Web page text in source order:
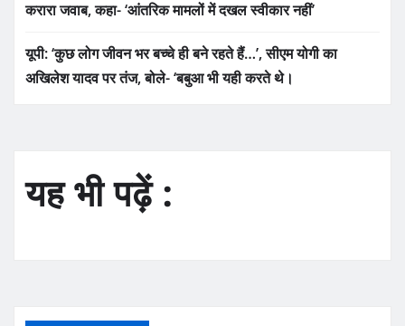
करारा जवाब, कहा- ‘आंतरिक मामलों में दखल स्वीकार नहीं’
यूपी: ‘कुछ लोग जीवन भर बच्चे ही बने रहते हैं…’, सीएम योगी का
अखिलेश यादव पर तंज, बोले- ‘बबुआ भी यही करते थे।
यह भी पढ़ें :